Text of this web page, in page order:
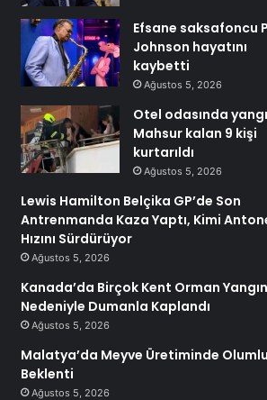
Efsane saksafoncu
Johnson hayatını
kaybetti
Ağustos 5, 2026
Otel odasında
Mahsur kalan 9 kişi
kurtarıldı
Ağustos 5, 2026
Lewis Hamilton Belçika GP’de Son
Antrenmanda Kaza Yaptı, Kimi
Hızını Sürdürüyor
Ağustos 5, 2026
Kanada’da Birçok Kent Orman
Nedeniyle Dumanla Kaplandı
Ağustos 5, 2026
Malatya’da Meyve Üretiminde Olumlu
Beklenti
Ağustos 5, 2026